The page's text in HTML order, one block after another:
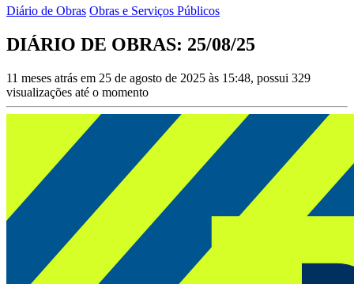
Diário de Obras Obras e Serviços Públicos
DIÁRIO DE OBRAS: 25/08/25
11 meses atrás em 25 de agosto de 2025 às 15:48, possui 329
visualizações até o momento